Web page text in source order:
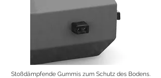
Stoßdämpfende Gummis zum Schutz des Bodens.